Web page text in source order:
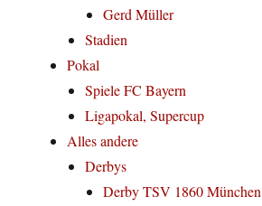
Gerd Müller
Stadien
Pokal
Spiele FC Bayern
Ligapokal, Supercup
Alles andere
Derbys
Derby TSV 1860 München